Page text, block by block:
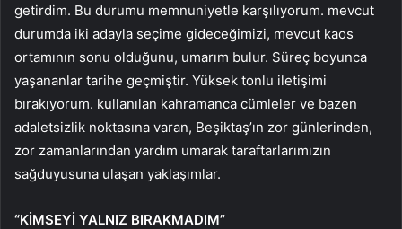
getirdim. Bu durumu memnuniyetle karşılıyorum. mevcut
durumda iki adayla seçime gideceğimizi, mevcut kaos
ortamının sonu olduğunu, umarım bulur. Süreç boyunca
yaşananlar tarihe geçmiştir. Yüksek tonlu iletişimi
bırakıyorum. kullanılan kahramanca cümleler ve bazen
adaletsizlik noktasına varan, Beşiktaş’ın zor günlerinden,
zor zamanlarından yardım umarak taraftarlarımızın
sağduyusuna ulaşan yaklaşımlar.
“KİMSEYİ YALNIZ BIRAKMADIM”